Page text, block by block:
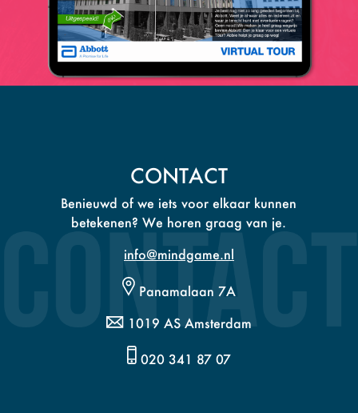
CONTACT
Benieuwd of we iets voor elkaar kunnen
betekenen? We horen graag van je.
info@mindgame.nl
Panamalaan 7A
1019 AS Amsterdam
020 341 87 07